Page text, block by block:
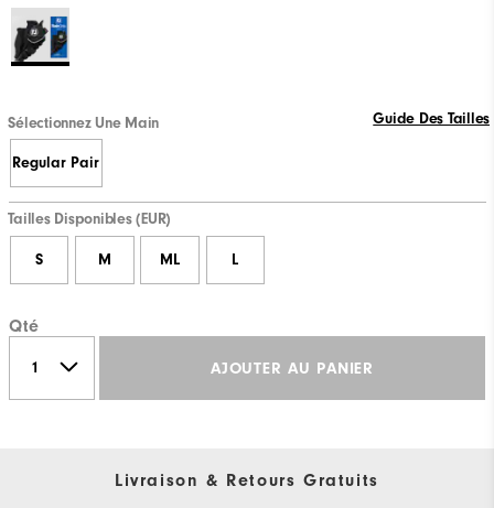
Sélectionnez Une Main Guide Des Tailles
Regular Pair
Tailles Disponibles (EUR)
S M ML L
Qté
AJOUTER AU PANIER
Livraison & Retours Gratuits